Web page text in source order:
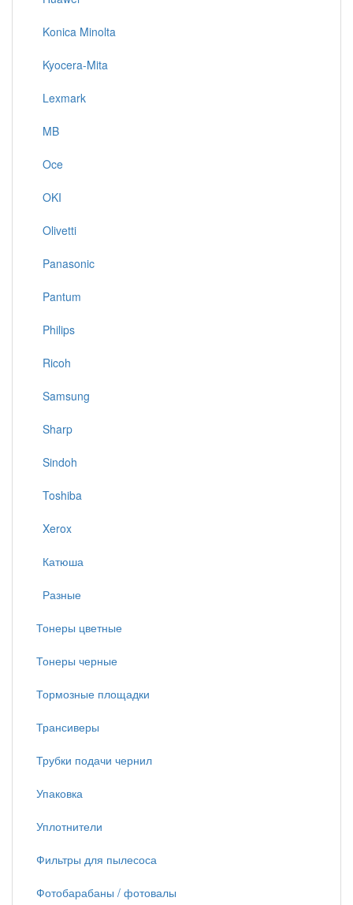
Konica Minolta
Kyocera-Mita
Lexmark
MB
Oce
OKI
Olivetti
Panasonic
Pantum
Philips
Ricoh
Samsung
Sharp
Sindoh
Toshiba
Xerox
Катюша
Разные
Тонеры цветные
Тонеры черные
Тормозные площадки
Трансиверы
Трубки подачи чернил
Упаковка
Уплотнители
Фильтры для пылесоса
Фотобарабаны / фотовалы